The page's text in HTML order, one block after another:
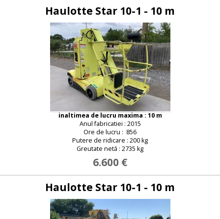
Haulotte Star 10-1 - 10 m
inaltimea de lucru maxima : 10 m
Anul fabricatiei : 2015
Ore de lucru : 856
Putere de ridicare : 200 kg
Greutate netă : 2735 kg
6.600 €
Haulotte Star 10-1 - 10 m